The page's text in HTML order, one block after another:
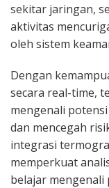
sekitar jaringan,
aktivitas
oleh sistem
Dengan
secara real-time,
mengenali
dan mencegah
integrasi
memperkuat
belajar